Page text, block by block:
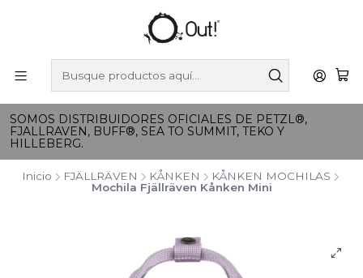
SOMOS DISTRIBUIDORES OFICIALES DE PETZL®,
FJALLRAVEN, BUFF®, SEA TO SUMMIT, TEKO Y
HILLEBERG.
Inicio FJÄLLRÄVEN KÅNKEN
KÅNKEN MOCHILAS
Mochila Fjällräven Kånken Mini